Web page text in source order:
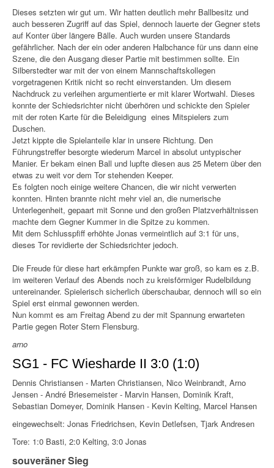
Dieses setzten wir gut um. Wir hatten deutlich mehr Ballbesitz und
auch besseren Zugriff auf das Spiel, dennoch lauerte der Gegner stets
auf Konter über längere Bälle. Auch wurden unsere Standards
gefährlicher. Nach der ein oder anderen Halbchance für uns dann eine
Szene, die den Ausgang dieser Partie mit bestimmen sollte. Ein
Silberstedter war mit der von einem Mannschaftskollegen
vorgetragenen Kritik nicht so recht einverstanden. Um diesem
Nachdruck zu verleihen argumentierte er mit klarer Wortwahl. Dieses
konnte der Schiedsrichter nicht überhören und schickte den Spieler
mit der roten Karte für die Beleidigung eines Mitspielers zum
Duschen.
Jetzt kippte die Spielanteile klar in unsere Richtung. Den
Führungstreffer besorgte wiederum Marcel in absolut untypischer
Manier. Er bekam einen Ball und lupfte diesen aus 25 Metern über den
etwas zu weit vor dem Tor stehenden Keeper.
Es folgten noch einige weitere Chancen, die wir nicht verwerten
konnten. Hinten brannte nicht mehr viel an, die numerische
Unterlegenheit, gepaart mit Sonne und den großen Platzverhältnissen
machte dem Gegner Kummer in die Spitze zu kommen.
Mit dem Schlusspfiff erhöhte Jonas vermeintlich auf 3:1 für uns,
dieses Tor revidierte der Schiedsrichter jedoch.
Die Freude für diese hart erkämpfen Punkte war groß, so kam es z.B.
im weiteren Verlauf des Abends noch zu kreisförmiger Rudelbildung
untereinander. Spielerisch sicherlich überschaubar, dennoch will so ein
Spiel erst einmal gewonnen werden.
Nun kommt es am Freitag Abend zu der mit Spannung erwarteten
Partie gegen Roter Stern Flensburg.
arno
SG1 - FC Wiesharde II 3:0 (1:0)
Dennis Christiansen - Marten Christiansen, Nico Weinbrandt, Arno
Jensen - André Briesemeister - Marvin Hansen, Dominik Kraft,
Sebastian Domeyer, Dominik Hansen - Kevin Kelting, Marcel Hansen
eingewechselt: Jonas Friedrichsen, Kevin Detlefsen, Tjark Andresen
Tore: 1:0 Basti, 2:0 Kelting, 3:0 Jonas
souveräner Sieg